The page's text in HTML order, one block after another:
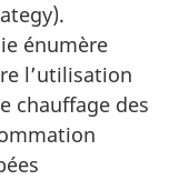
.
énumère
l’utilisation
chauffage des